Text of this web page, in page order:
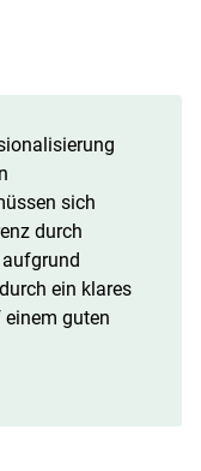
sich
durch
ein klares
guten